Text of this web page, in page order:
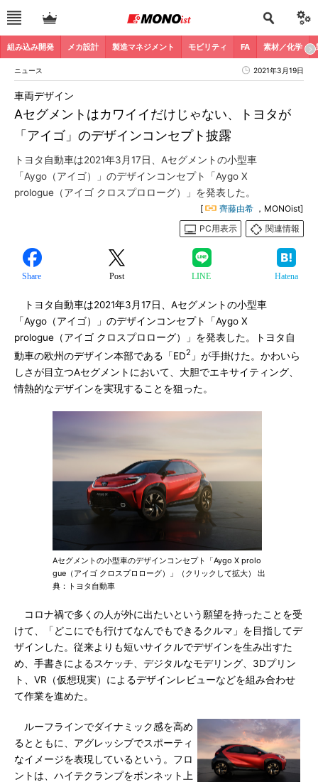
組み込み開発 メカ設計 製造マネジメント モビリティ FA 素材／化学
ニュース 2021年3月19日
Aセグメントはカワイイだけじゃない、トヨタが
「アイゴ」のデザインコンセプト披露
車両デザイン
トヨタ自動車は2021年3月17日、Aセグメントの小型車
「Aygo（アイゴ）」のデザインコンセプト「Aygo X
prologue（アイゴ クロスプロローグ）」を発表した。
[ 齊藤由希 ，MONOist]
PC用表示
関連情報
Share Post LINE Hatena
トヨタ自動車は2021年3月17日、Aセグメントの小型車
「Aygo（アイゴ）」のデザインコンセプト「Aygo X
prologue（アイゴ クロスプロローグ）」を発表した。トヨタ自
動車の欧州のデザイン本部である「ED2 」が手掛けた。かわいら
しさが目立つAセグメントにおいて、大胆でエキサイティング、
情熱的なデザインを実現することを狙った。
Aセグメントの小型車のデザインコンセプト「Aygo X prolo
gue（アイゴ クロスプロローグ）」（クリックして拡大） 出
典：トヨタ自動車
コロナ禍で多くの人が外に出たいという願望を持ったことを受
けて、「どこにでも行けてなんでもできるクルマ」を目指してデ
ザインした。従来よりも短いサイクルでデザインを生み出すた
め、手書きによるスケッチ、デジタルなモデリング、3Dプリン
ト、VR（仮想現実）によるデザインレビューなどを組み合わせ
て作業を進めた。
ルーフラインでダイナミック感を高め
るとともに、アグレッシブでスポーティ
なイメージを表現しているという。フロ
ントは、ハイテクランプをボンネット上